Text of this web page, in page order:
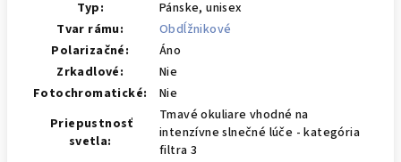
Typ:
Pánske, unisex
Tvar rámu:
Obdĺžnikové
Polarizačné:
Áno
Zrkadlové:
Nie
Fotochromatické:
Nie
Priepustnosť
svetla:
Tmavé okuliare vhodné na
intenzívne slnečné lúče - kategória
filtra 3